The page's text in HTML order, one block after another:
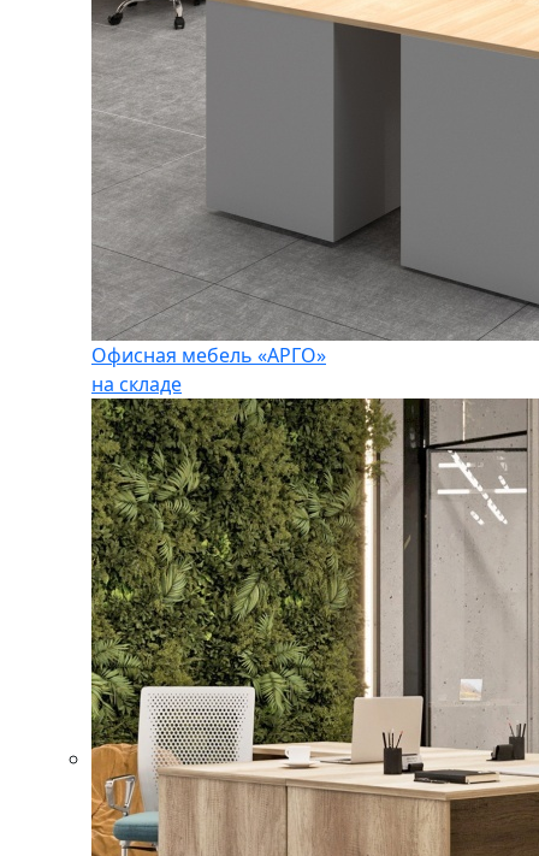
Офисная мебель «АРГО»
на складе